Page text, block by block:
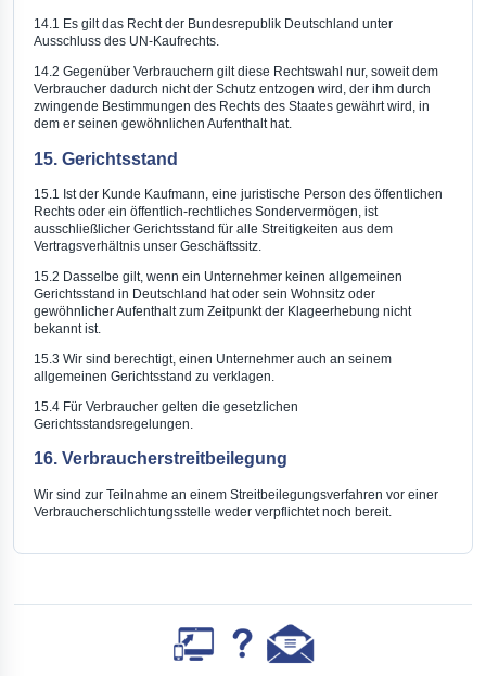
14.1 Es gilt das Recht der Bundesrepublik Deutschland unter
Ausschluss des UN-Kaufrechts.
14.2 Gegenüber Verbrauchern gilt diese Rechtswahl nur, soweit dem
Verbraucher dadurch nicht der Schutz entzogen wird, der ihm durch
zwingende Bestimmungen des Rechts des Staates gewährt wird, in
dem er seinen gewöhnlichen Aufenthalt hat.
15. Gerichtsstand
15.1 Ist der Kunde Kaufmann, eine juristische Person des öffentlichen
Rechts oder ein öffentlich-rechtliches Sondervermögen, ist
ausschließlicher Gerichtsstand für alle Streitigkeiten aus dem
Vertragsverhältnis unser Geschäftssitz.
15.2 Dasselbe gilt, wenn ein Unternehmer keinen allgemeinen
Gerichtsstand in Deutschland hat oder sein Wohnsitz oder
gewöhnlicher Aufenthalt zum Zeitpunkt der Klageerhebung nicht
bekannt ist.
15.3 Wir sind berechtigt, einen Unternehmer auch an seinem
allgemeinen Gerichtsstand zu verklagen.
15.4 Für Verbraucher gelten die gesetzlichen
Gerichtsstandsregelungen.
16. Verbraucherstreitbeilegung
Wir sind zur Teilnahme an einem Streitbeilegungsverfahren vor einer
Verbraucherschlichtungsstelle weder verpflichtet noch bereit.